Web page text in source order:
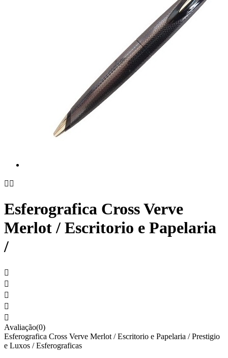
 
Esferografica Cross Verve
Merlot / Escritorio e Papelaria
/





Avaliação(0)
Esferografica Cross Verve Merlot / Escritorio e Papelaria / Prestigio
e Luxos / Esferograficas